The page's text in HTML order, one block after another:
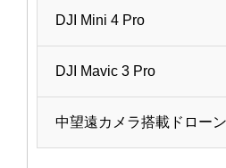
DJI Mini 4 Pro
DJI Mavic 3 Pro
中望遠カメラ搭載ドロー